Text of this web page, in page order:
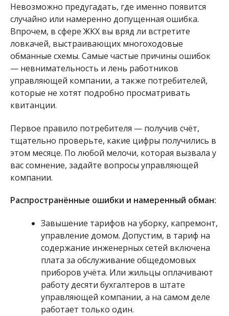
Невозможно предугадать, где именно появится
случайно или намеренно допущенная ошибка.
Впрочем, в сфере ЖКХ вы вряд ли встретите
ловкачей, выстраивающих многоходовые
обманные схемы. Самые частые причины ошибок
— невнимательность и лень работников
управляющей компании, а также потребителей,
которые не хотят подробно просматривать
квитанции.
Первое правило потребителя — получив счёт,
тщательно проверьте, какие цифры получились в
этом месяце. По любой мелочи, которая вызвала у
вас сомнение, задайте вопросы управляющей
компании.
Распространённые ошибки и намеренный обман:
Завышение тарифов на уборку, капремонт,
управление домом. Допустим, в тариф на
содержание инженерных сетей включена
плата за обслуживание общедомовых
приборов учёта. Или жильцы оплачивают
работу десяти бухгалтеров в штате
управляющей компании, а на самом деле
работает только один.